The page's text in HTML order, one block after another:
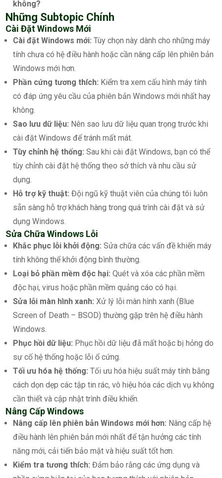
không?
Những Subtopic Chính
Cài Đặt Windows Mới
Cài đặt Windows mới: Tùy chọn này dành cho những máy
tính chưa có hệ điều hành hoặc cần nâng cấp lên phiên bản
Windows mới hơn.
Phần cứng tương thích: Kiểm tra xem cấu hình máy tính
có đáp ứng yêu cầu của phiên bản Windows mới nhất hay
không.
Sao lưu dữ liệu: Nên sao lưu dữ liệu quan trọng trước khi
cài đặt Windows để tránh mất mát.
Tùy chỉnh hệ thống: Sau khi cài đặt Windows, bạn có thể
tùy chỉnh cài đặt hệ thống theo sở thích và nhu cầu sử
dụng.
Hỗ trợ kỹ thuật: Đội ngũ kỹ thuật viên của chúng tôi luôn
sẵn sàng hỗ trợ khách hàng trong quá trình cài đặt và sử
dụng Windows.
Sửa Chữa Windows Lỗi
Khắc phục lỗi khởi động: Sửa chữa các vấn đề khiến máy
tính không thể khởi động bình thường.
Loại bỏ phần mềm độc hại: Quét và xóa các phần mềm
độc hại, virus hoặc phần mềm quảng cáo có hại.
Sửa lỗi màn hình xanh: Xử lý lỗi màn hình xanh (Blue
Screen of Death – BSOD) thường gặp trên hệ điều hành
Windows.
Phục hồi dữ liệu: Phục hồi dữ liệu đã mất hoặc bị hỏng do
sự cố hệ thống hoặc lỗi ổ cứng.
Tối ưu hóa hệ thống: Tối ưu hóa hiệu suất máy tính bằng
cách dọn dẹp các tập tin rác, vô hiệu hóa các dịch vụ không
cần thiết và cập nhật trình điều khiển.
Nâng Cấp Windows
Nâng cấp lên phiên bản Windows mới hơn: Nâng cấp hệ
điều hành lên phiên bản mới nhất để tận hưởng các tính
năng mới, cải tiến bảo mật và hiệu suất tốt hơn.
Kiểm tra tương thích: Đảm bảo rằng các ứng dụng và